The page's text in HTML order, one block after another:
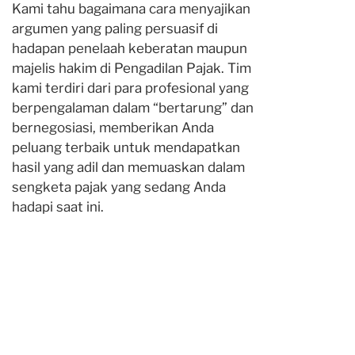
Kami tahu bagaimana cara menyajikan
argumen yang paling persuasif di
hadapan penelaah keberatan maupun
majelis hakim di Pengadilan Pajak. Tim
kami terdiri dari para profesional yang
berpengalaman dalam “bertarung” dan
bernegosiasi, memberikan Anda
peluang terbaik untuk mendapatkan
hasil yang adil dan memuaskan dalam
sengketa pajak yang sedang Anda
hadapi saat ini.